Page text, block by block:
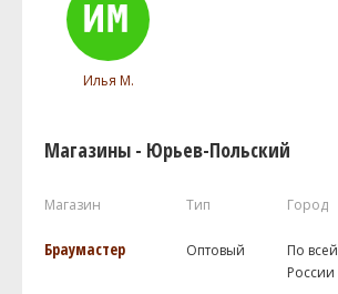
Илья М.
Магазины - Юрьев-Польский
Магазин Тип Город
Браумастер Оптовый
По всей
России